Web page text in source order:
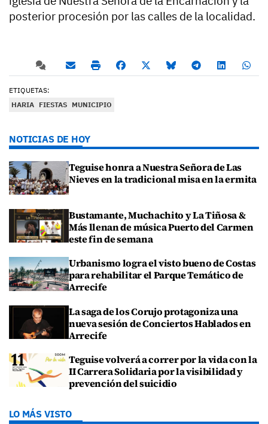
posterior procesión por las calles de la localidad.
ETIQUETAS:
HARIA FIESTAS MUNICIPIO
NOTICIAS DE HOY
Teguise honra a Nuestra Señora de Las
Nieves en la tradicional misa en la ermita
Bustamante, Muchachito y La Tiñosa &
Más llenan de música Puerto del Carmen
este fin de semana
Urbanismo logra el visto bueno de Costas
para rehabilitar el Parque Temático de
Arrecife
La saga de los Corujo protagoniza una
nueva sesión de Conciertos Hablados en
Arrecife
Teguise volverá a correr por la vida con la
II Carrera Solidaria por la visibilidad y
prevención del suicidio
LO MÁS VISTO